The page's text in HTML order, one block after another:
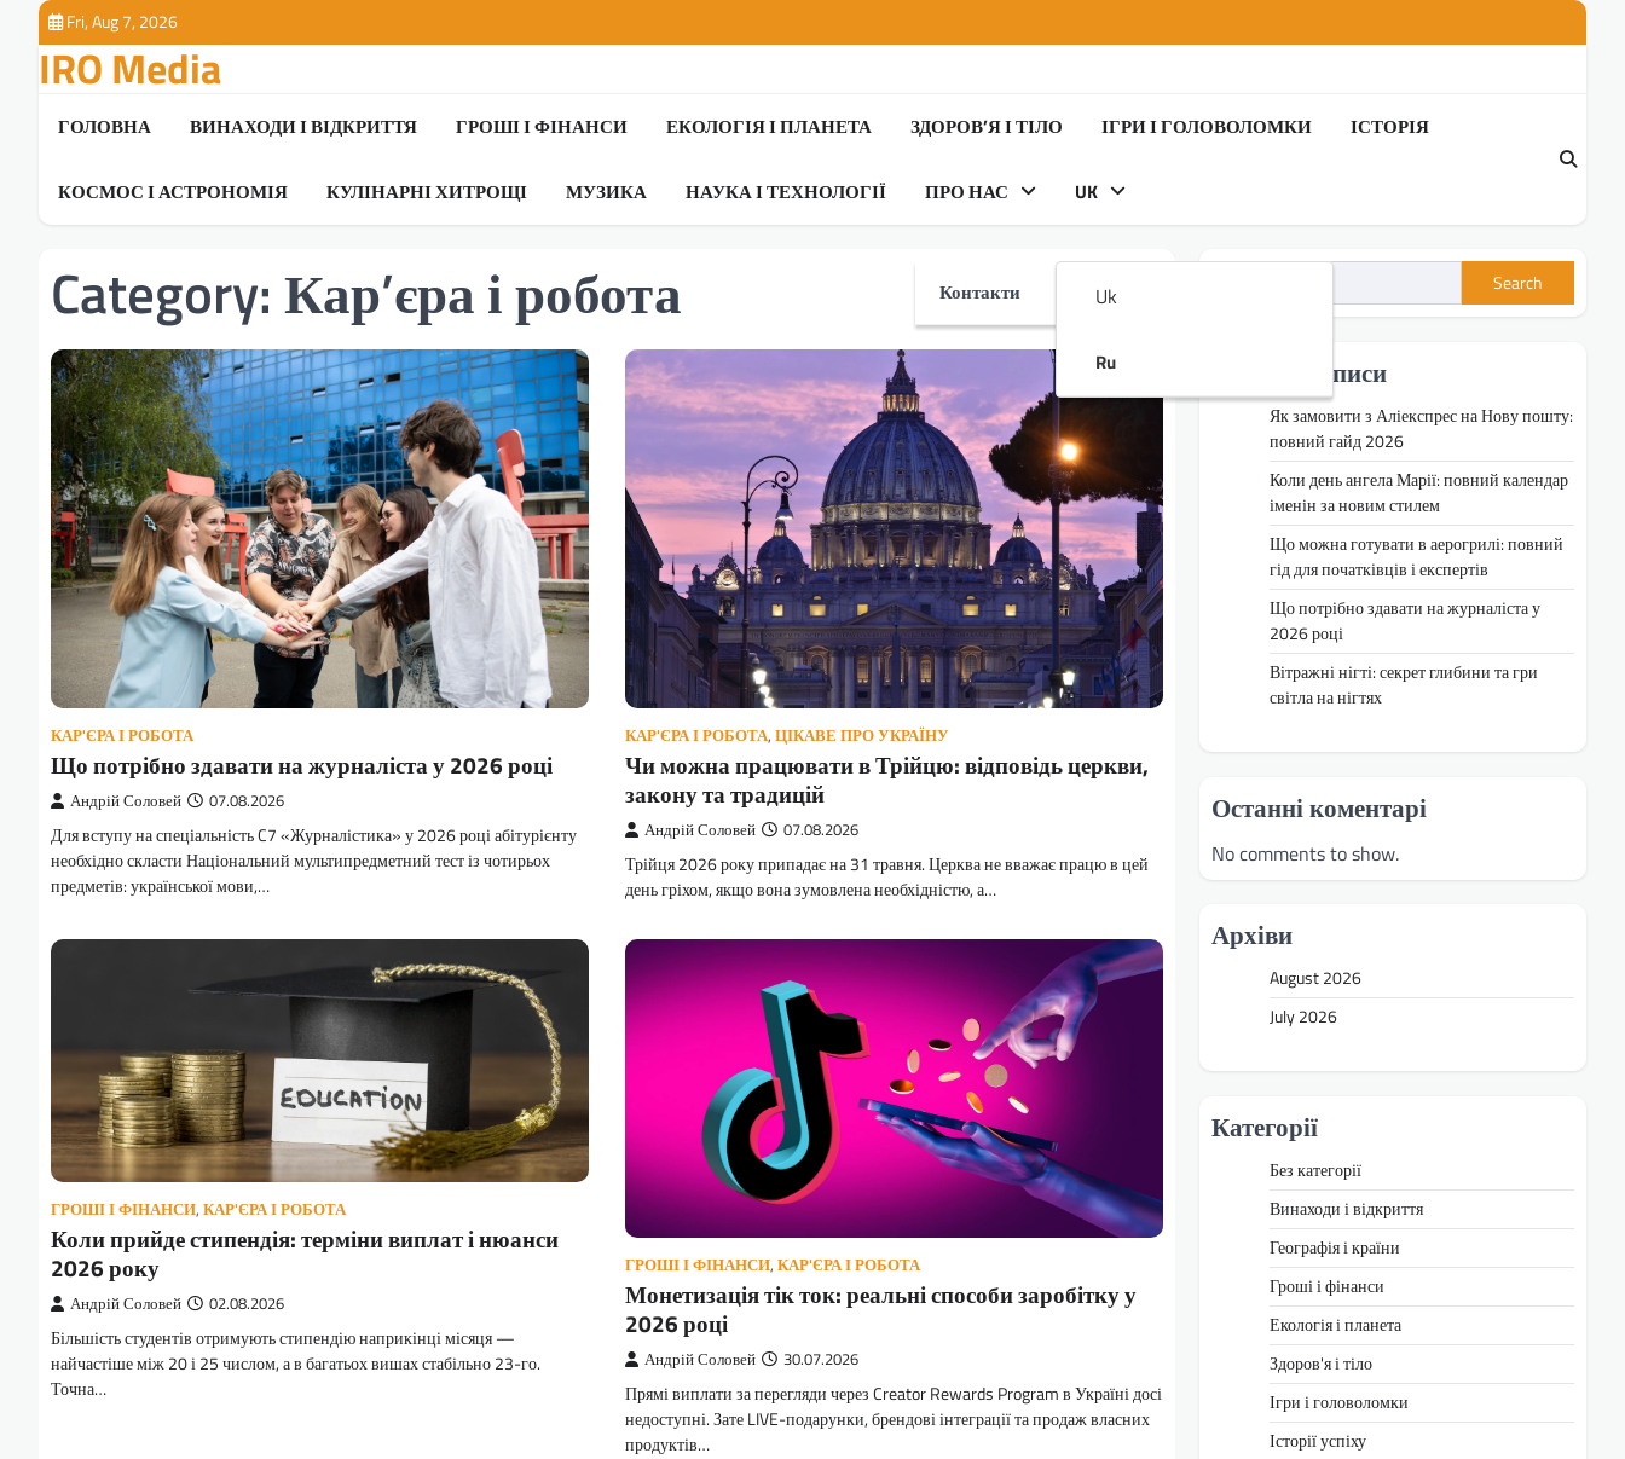
content
Fri, Aug 7, 2026
IRO Media
ГОЛОВНА ВИНАХОДИ І ВІДКРИТТЯ ГРОШІ І ФІНАНСИ ЕКОЛОГІЯ І ПЛАНЕТА ЗДОРОВ’Я І ТІЛО ІГРИ І ГОЛОВОЛОМКИ ІСТОРІЯ
КОСМОС І АСТРОНОМІЯ КУЛІНАРНІ ХИТРОЩІ МУЗИКА НАУКА І ТЕХНОЛОГІЇ ПРО НАС
Контакти
UK
Uk
Ru
Category:Кар’єра і робота
КАР'ЄРА І РОБОТА
Що потрібно здавати на журналіста у 2026 році
Андрій Соловей 07.08.2026
Для вступу на спеціальність C7 «Журналістика» у 2026 році абітурієнту
необхідно скласти Національний мультипредметний тест із чотирьох
предметів: української мови,…
КАР'ЄРА І РОБОТА, ЦІКАВЕ ПРО УКРАЇНУ
Чи можна працювати в Трійцю: відповідь церкви,
закону та традицій
Андрій Соловей 07.08.2026
Трійця 2026 року припадає на 31 травня. Церква не вважає працю в цей
день гріхом, якщо вона зумовлена необхідністю, а…
ГРОШІ І ФІНАНСИ, КАР'ЄРА І РОБОТА
Коли прийде стипендія: терміни виплат і нюанси
2026 року
Андрій Соловей 02.08.2026
Більшість студентів отримують стипендію наприкінці місяця —
найчастіше між 20 і 25 числом, а в багатьох вишах стабільно 23-го.
Точна…
ГРОШІ І ФІНАНСИ, КАР'ЄРА І РОБОТА
Монетизація тік ток: реальні способи заробітку у
2026 році
Андрій Соловей 30.07.2026
Прямі виплати за перегляди через Creator Rewards Program в Україні досі
недоступні. Зате LIVE-подарунки, брендові інтеграції та продаж власних
продуктів…
Search
Недавні записи
Як замовити з Аліекспрес на Нову пошту:
повний гайд 2026
Коли день ангела Марії: повний календар
іменін за новим стилем
Що можна готувати в аерогрилі: повний
гід для початківців і експертів
Що потрібно здавати на журналіста у
2026 році
Вітражні нігті: секрет глибини та гри
світла на нігтях
Останні коментарі
No comments to show.
Архіви
August 2026
July 2026
Категорії
Без категорії
Винаходи і відкриття
Географія і країни
Гроші і фінанси
Екологія і планета
Здоров'я і тіло
Ігри і головоломки
Історії успіху